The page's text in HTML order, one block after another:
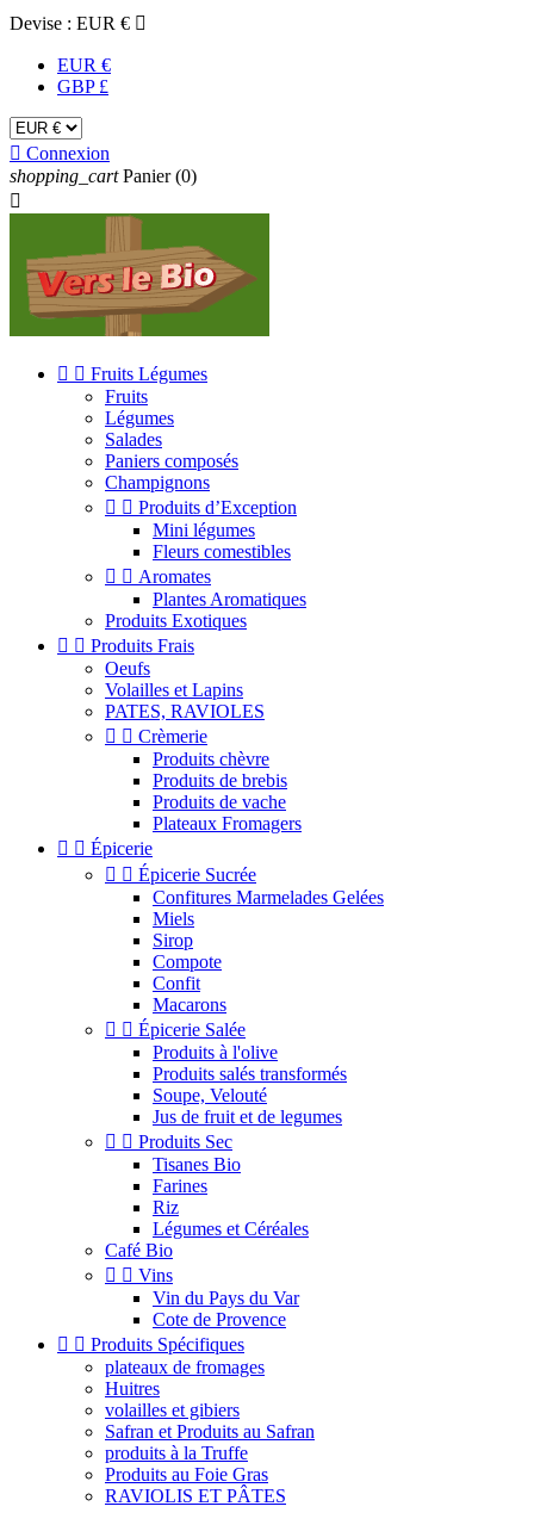
Devise : EUR € 
EUR €
GBP £
 Connexion
shopping_cart Panier (0)

  Fruits Légumes
Fruits
Légumes
Salades
Paniers composés
Champignons
  Produits d’Exception
Mini légumes
Fleurs comestibles
  Aromates
Plantes Aromatiques
Produits Exotiques
  Produits Frais
Oeufs
Volailles et Lapins
PATES, RAVIOLES
  Crèmerie
Produits chèvre
Produits de brebis
Produits de vache
Plateaux Fromagers
  Épicerie
  Épicerie Sucrée
Confitures Marmelades Gelées
Miels
Sirop
Compote
Confit
Macarons
  Épicerie Salée
Produits à l'olive
Produits salés transformés
Soupe, Velouté
Jus de fruit et de legumes
  Produits Sec
Tisanes Bio
Farines
Riz
Légumes et Céréales
Café Bio
  Vins
Vin du Pays du Var
Cote de Provence
  Produits Spécifiques
plateaux de fromages
Huitres
volailles et gibiers
Safran et Produits au Safran
produits à la Truffe
Produits au Foie Gras
RAVIOLIS ET PÂTES